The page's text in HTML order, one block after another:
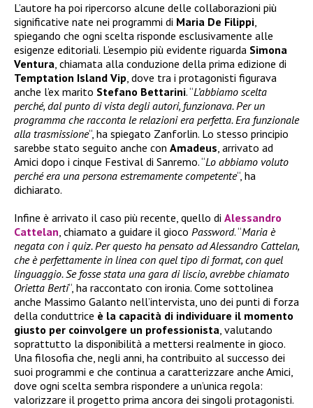
L’autore ha poi ripercorso alcune delle collaborazioni più
significative nate nei programmi di Maria De Filippi,
spiegando che ogni scelta risponde esclusivamente alle
esigenze editoriali. L’esempio più evidente riguarda Simona
Ventura, chiamata alla conduzione della prima edizione di
Temptation Island Vip, dove tra i protagonisti figurava
anche l’ex marito Stefano Bettarini. “L’abbiamo scelta
perché, dal punto di vista degli autori, funzionava. Per un
programma che racconta le relazioni era perfetta. Era funzionale
alla trasmissione“, ha spiegato Zanforlin. Lo stesso principio
sarebbe stato seguito anche con Amadeus, arrivato ad
Amici dopo i cinque Festival di Sanremo. “Lo abbiamo voluto
perché era una persona estremamente competente“, ha
dichiarato.
Infine è arrivato il caso più recente, quello di Alessandro
Cattelan, chiamato a guidare il gioco Password. “Maria è
negata con i quiz. Per questo ha pensato ad Alessandro Cattelan,
che è perfettamente in linea con quel tipo di format, con quel
linguaggio. Se fosse stata una gara di liscio, avrebbe chiamato
Orietta Berti“, ha raccontato con ironia. Come sottolinea
anche Massimo Galanto nell’intervista, uno dei punti di forza
della conduttrice è la capacità di individuare il momento
giusto per coinvolgere un professionista, valutando
soprattutto la disponibilità a mettersi realmente in gioco.
Una filosofia che, negli anni, ha contribuito al successo dei
suoi programmi e che continua a caratterizzare anche Amici,
dove ogni scelta sembra rispondere a un’unica regola:
valorizzare il progetto prima ancora dei singoli protagonisti.